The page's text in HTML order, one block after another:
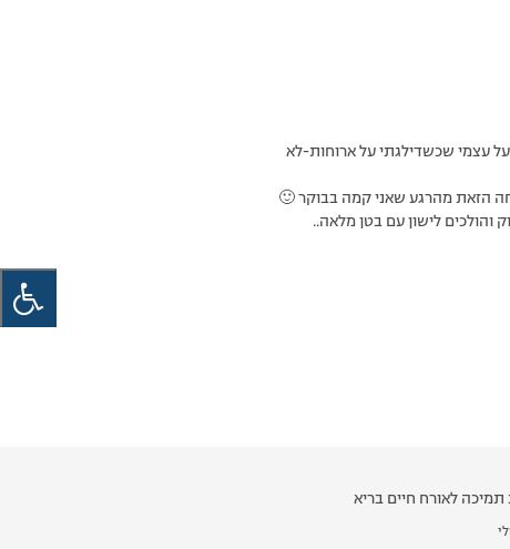
על עצמי שכשדילגתי על ארוחות-לא
תמיכה לאורח חיים בריא